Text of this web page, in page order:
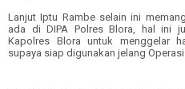
Lanjut Iptu Rambe selain ini
ada di DIPA Polres Blora, hal ini
Kapolres Blora untuk menggelar
supaya siap digunakan jelang Operasi